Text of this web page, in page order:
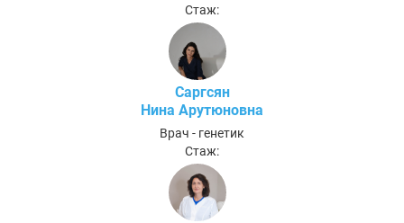
Стаж:
Саргсян
Нина Арутюновна
Врач - генетик
Стаж: